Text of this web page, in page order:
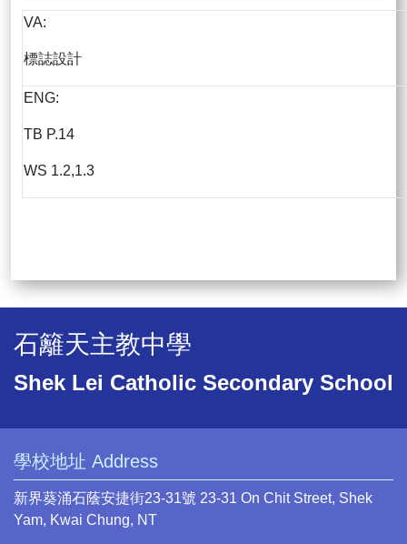
VA:
標誌設計
ENG:
TB P.14
WS 1.2,1.3
石籬天主教中學
Shek Lei Catholic Secondary School
學校地址 Address
新界葵涌石蔭安捷街23-31號 23-31 On Chit Street, Shek
Yam, Kwai Chung, NT